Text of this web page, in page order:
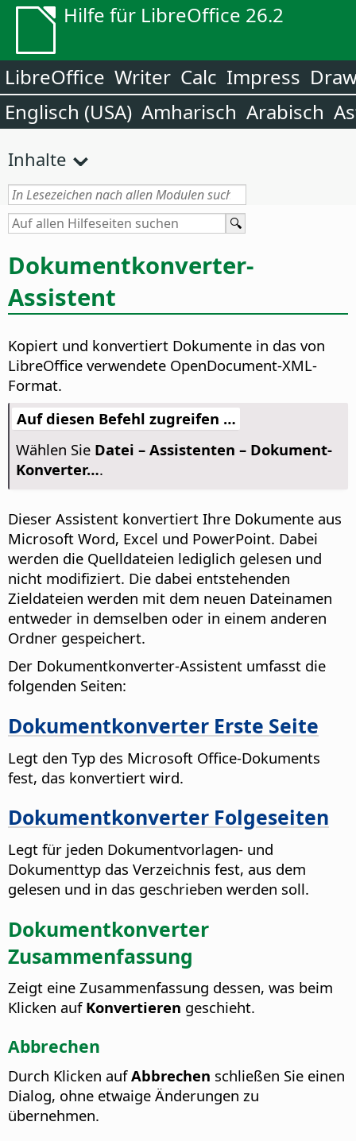
Hilfe für LibreOffice 26.2
LibreOffice Writer Calc Impress
Englisch (USA) Amharisch Arabisch
Inhalte
Dokumentkonverter-
Assistent
Kopiert und konvertiert Dokumente in das von
LibreOffice verwendete OpenDocument-XML-
Format.
Auf diesen Befehl zugreifen …
Wählen Sie Datei – Assistenten – Dokument-
Konverter….
Dieser Assistent konvertiert Ihre Dokumente aus
Microsoft Word, Excel und PowerPoint. Dabei
werden die Quelldateien lediglich gelesen und
nicht modifiziert. Die dabei entstehenden
Zieldateien werden mit dem neuen Dateinamen
entweder in demselben oder in einem anderen
Ordner gespeichert.
Der Dokumentkonverter-Assistent umfasst die
folgenden Seiten:
Dokumentkonverter Erste Seite
Legt den Typ des Microsoft Office-Dokuments
fest, das konvertiert wird.
Dokumentkonverter Folgeseiten
Legt für jeden Dokumentvorlagen- und
Dokumenttyp das Verzeichnis fest, aus dem
gelesen und in das geschrieben werden soll.
Dokumentkonverter
Zusammenfassung
Zeigt eine Zusammenfassung dessen, was beim
Klicken auf Konvertieren geschieht.
Abbrechen
Durch Klicken aufAbbrechen schließen Sie einen
Dialog, ohne etwaige Änderungen zu
übernehmen.